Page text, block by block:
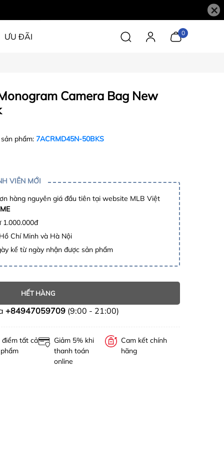
×
ƯU ĐÃI 0
Camera Bag New
phẩm: 7ACRMD45N-50BKS
VIÊN MỚI
hàng nguyên giá đầu tiên tại website MLB Việt
1.000.000đ
Chí Minh và Hà Nội
kể từ ngày nhận được sản phẩm
HẾT HÀNG
+84947059709(9:00 - 21:00)
điểm tất cả
Giảm 5% khi
thanh toán
online
Cam kết chính
hãng